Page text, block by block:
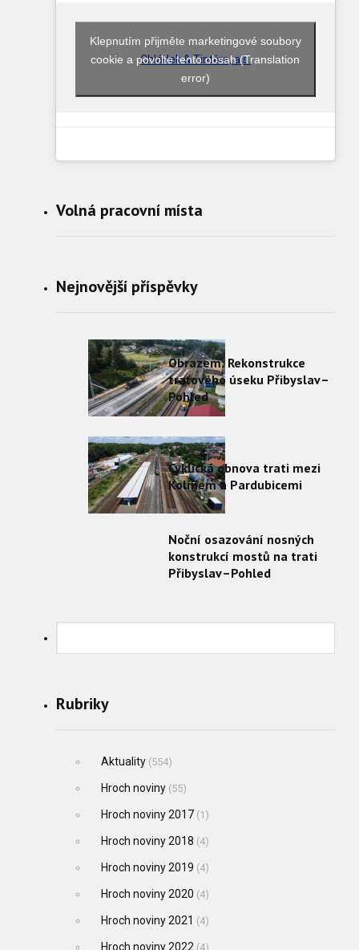
Chládek & Tintěra, a.s.
Klepnutím přijměte marketingové soubory
cookie a povolte tento obsah (Translation
error)
Volná pracovní místa
Nejnovější příspěvky
Obrazem: Rekonstrukce
traťového úseku Přibyslav–
Pohled
Cyklická obnova trati mezi
Kolínem a Pardubicemi
Noční osazování nosných
konstrukcí mostů na trati
Přibyslav–Pohled
Rubriky
Aktuality(554)
Hroch noviny(55)
Hroch noviny 2017(1)
Hroch noviny 2018 (4)
Hroch noviny 2019 (4)
Hroch noviny 2020 (4)
Hroch noviny 2021 (4)
Hroch noviny 2022(4)